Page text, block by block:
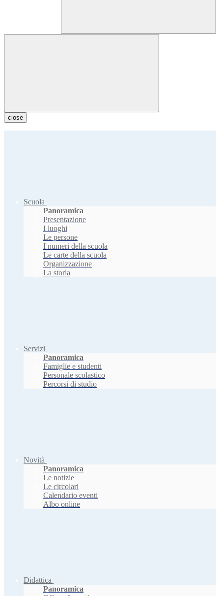
close
Scuola
Panoramica
Presentazione
I luoghi
Le persone
I numeri della scuola
Le carte della scuola
Organizzazione
La storia
Servizi
Panoramica
Famiglie e studenti
Personale scolastico
Percorsi di studio
Novità
Panoramica
Le notizie
Le circolari
Calendario eventi
Albo online
Didattica
Panoramica